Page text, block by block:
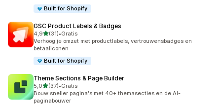
Built for Shopify
GSC Product Labels & Badges
4,9van 5 sterren
(31)
31 recensies in totaal
•Gratis
Verhoog je omzet met productlabels, vertrouwensbadges en
betaaliconen
Built for Shopify
Theme Sections & Page Builder
5,0van 5 sterren
(37)
37 recensies in totaal
•Gratis
Bouw sneller pagina's met 40+ themasecties en de AI-
paginabouwer